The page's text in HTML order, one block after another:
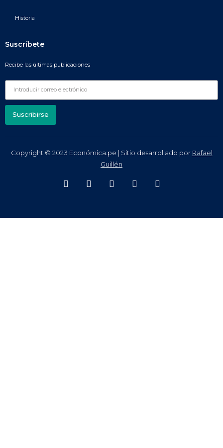
Historia
Suscríbete
Recibe las últimas publicaciones
Suscribirse
Copyright © 2023 Económica.pe | Sitio desarrollado por Rafael
Guillén